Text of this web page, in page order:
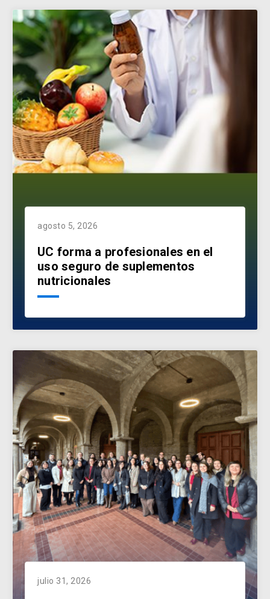
agosto 5, 2026
UC forma a profesionales en el
uso seguro de suplementos
nutricionales
julio 31, 2026